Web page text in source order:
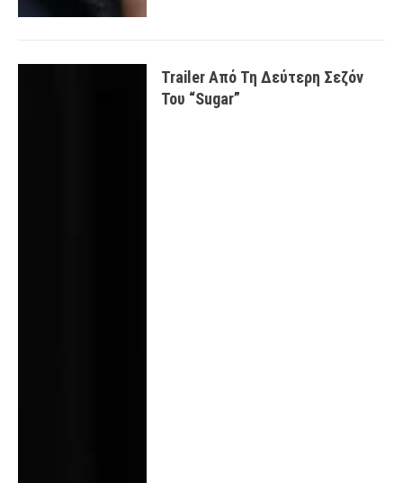
Trailer Από Τη Δεύτερη Σεζόν
Του “Sugar”